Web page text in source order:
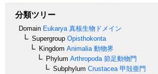
分類ツリー
Domain Eukarya 真核生物ドメイン
Supergroup Opisthokonta
Kingdom Animalia 動物界
Phylum Arthropoda 節足動物門
Subphylum Crustacea 甲殻亜門